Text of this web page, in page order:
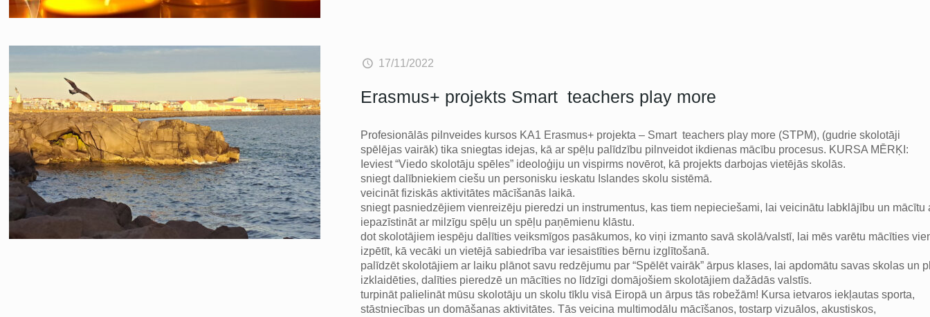
17/11/2022
Erasmus+ projekts Smart teachers play more
Profesionālās pilnveides kursos KA1 Erasmus+ projekta – Smart teachers play more (STPM), (gudrie skolotāji
spēlējas vairāk) tika sniegtas idejas, kā ar spēļu palīdzību pilnveidot ikdienas mācību procesus. KURSA MĒRĶI:
Ieviest “Viedo skolotāju spēles” ideoloģiju un vispirms novērot, kā projekts darbojas vietējās skolās.
sniegt dalībniekiem ciešu un personisku ieskatu Islandes skolu sistēmā.
veicināt fiziskās aktivitātes mācīšanās laikā.
sniegt pasniedzējiem vienreizēju pieredzi un instrumentus, kas tiem nepieciešami, lai veicinātu labklājību un
iepazīstināt ar milzīgu spēļu un spēļu paņēmienu klāstu.
dot skolotājiem iespēju dalīties veiksmīgos pasākumos, ko viņi izmanto savā skolā/valstī, lai mēs varētu mācīties
izpētīt, kā vecāki un vietējā sabiedrība var iesaistīties bērnu izglītošanā.
palīdzēt skolotājiem ar laiku plānot savu redzējumu par “Spēlēt vairāk” ārpus klases, lai apdomātu savas skolas
izklaidēties, dalīties pieredzē un mācīties no līdzīgi domājošiem skolotājiem dažādās valstīs.
turpināt palielināt mūsu skolotāju un skolu tīklu visā Eiropā un ārpus tās robežām! Kursa ietvaros iekļautas sporta,
stāstniecības un domāšanas aktivitātes. Tās veicina multimodālu mācīšanos, tostarp vizuālos, akustiskos,